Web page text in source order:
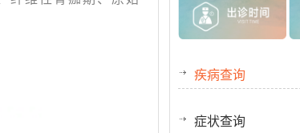
疾病查询
症状查询